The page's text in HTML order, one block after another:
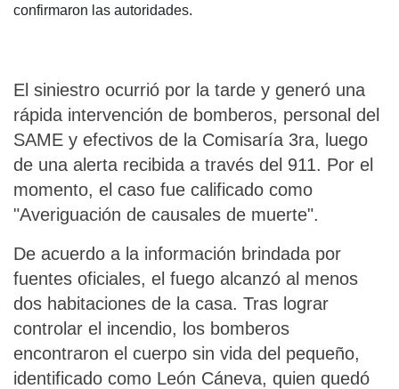
confirmaron las autoridades.
El siniestro ocurrió por la tarde y generó una
rápida intervención de bomberos, personal del
SAME y efectivos de la Comisaría 3ra, luego
de una alerta recibida a través del 911. Por el
momento, el caso fue calificado como
"Averiguación de causales de muerte".
De acuerdo a la información brindada por
fuentes oficiales, el fuego alcanzó al menos
dos habitaciones de la casa. Tras lograr
controlar el incendio, los bomberos
encontraron el cuerpo sin vida del pequeño,
identificado como León Cáneva, quien quedó